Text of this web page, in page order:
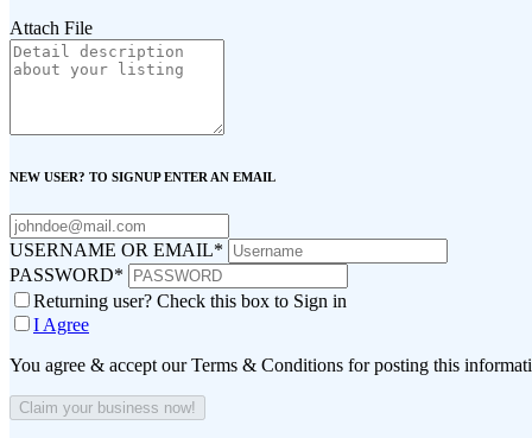
Attach File
NEW USER? TO SIGNUP ENTER AN EMAIL
USERNAME OR EMAIL*
PASSWORD*
Returning user? Check this box to Sign in
I Agree
You agree & accept our Terms & Conditions for posting this